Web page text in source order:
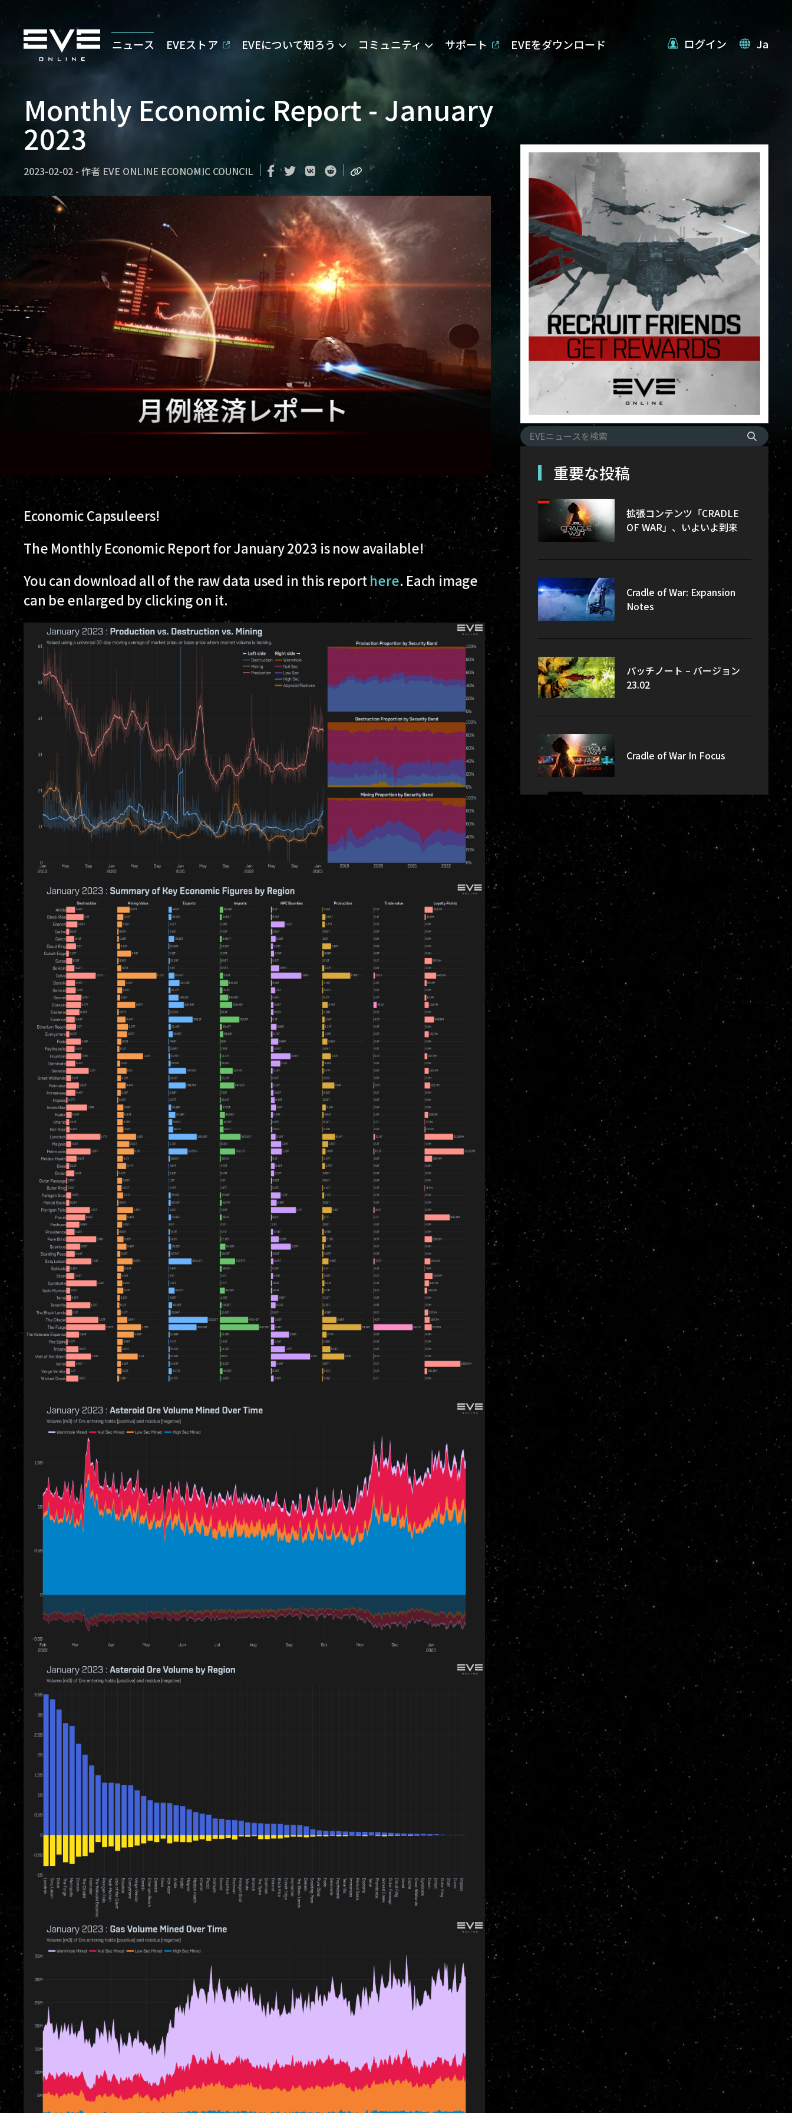
ニュース EVEストア EVEについて知ろう コミュニティ サポート EVEをダウンロード ログイン Ja
Monthly Economic Report - January
2023
2023-02-02 - 作者 EVE ONLINE ECONOMIC COUNCIL
Economic Capsuleers!
The Monthly Economic Report for January 2023 is now available!
You can download all of the raw data used in this reporthere. Each image
can be enlarged by clicking on it.
重要な投稿
拡張コンテンツ「CRADLE
OF WAR」、いよいよ到来
Cradle of War: Expansion
Notes
パッチノート – バージョン
23.02
Cradle of War In Focus